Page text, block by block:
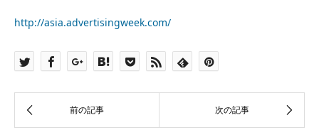
http://asia.advertisingweek.com/